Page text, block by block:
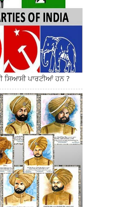
ਸਿਆਸੀ ਪਾਰਟੀਆਂ ਹਨ ?